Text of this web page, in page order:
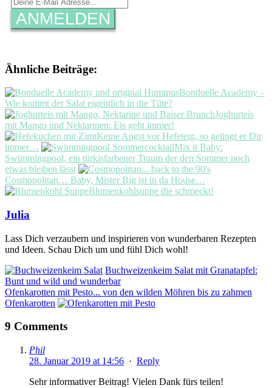
ANMELDEN
Ähnliche Beiträge:
Bonduelle Academy –
Wie kommt der Salat eigentlich in die Tüte?
Joghurteis
mit Mango und Nektarinen: Eis geht immer!
Keine Angst vor Hefeteig, so gelingt er Dir
immer…
Mix it Baby:
Swimmingpool, ein türkisfarbener Traum der den Sommer noch
etwas bleiben lässt
Cosmopolitan… Baby, Mister Big ist in da House…
Blumenkohlsuppe die schmeckt!
Julia
Lass Dich verzaubern und inspirieren von wunderbaren Rezepten
und Ideen. Schau Dich um und fühl Dich wohl!
Buchweizenkeim Salat mit Granatapfel:
Bunt und wild und wunderbar
Ofenkarotten mit Pesto... von den wilden Möhren bis zu zahmen
Ofenkarotten
9 Comments
Phil
28. Januar 2019 at 14:56 · Reply
Sehr informativer Beitrag! Vielen Dank fürs teilen!